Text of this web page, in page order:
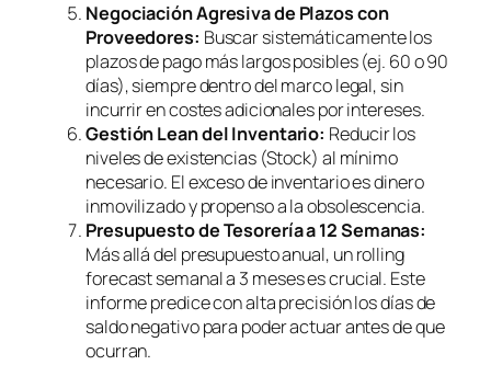
Negociación Agresiva de Plazos con
Proveedores: Buscar sistemáticamente los
plazos de pago más largos posibles (ej. 60 o 90
días), siempre dentro del marco legal, sin
incurrir en costes adicionales por intereses.
Gestión Lean del Inventario: Reducir los
niveles de existencias (Stock) al mínimo
necesario. El exceso de inventario es dinero
inmovilizado y propenso a la obsolescencia.
Presupuesto de Tesorería a 12 Semanas:
Más allá del presupuesto anual, unrolling
forecastsemanal a 3 meses es crucial. Este
informe predice con alta precisión los días de
saldo negativo para poder actuar antes de que
ocurran.